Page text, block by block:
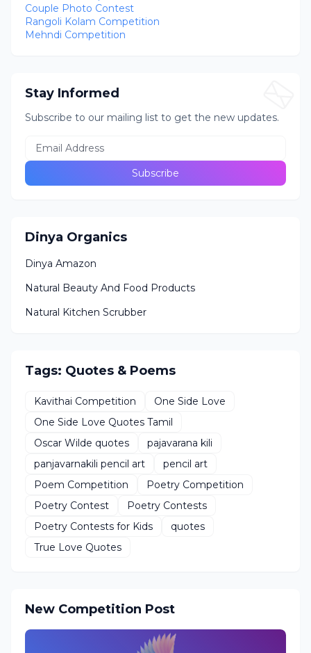
Couple Photo Contest
Rangoli Kolam Competition
Mehndi Competition
Stay Informed
Subscribe to our mailing list to get the new updates.
Dinya Organics
Dinya Amazon
Natural Beauty And Food Products
Natural Kitchen Scrubber
Tags: Quotes & Poems
Kavithai Competition
One Side Love
One Side Love Quotes Tamil
Oscar Wilde quotes
pajavarana kili
panjavarnakili pencil art
pencil art
Poem Competition
Poetry Competition
Poetry Contest
Poetry Contests
Poetry Contests for Kids
quotes
True Love Quotes
New Competition Post